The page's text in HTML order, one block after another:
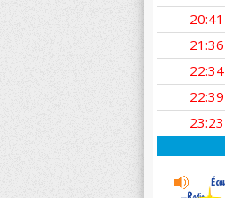
20:41
21:36
22:34
22:39
23:23